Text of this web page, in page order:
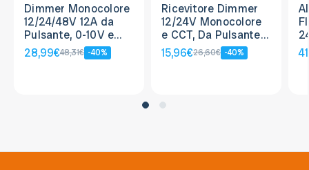
Dimmer Monocolore
12/24/48V 12A da
Pulsante, 0-10V e
Potenziometro
28,99€48,31€ -40%
Ricevitore Dimmer
12/24V Monocolore
e CCT, Da Pulsante e
telecomando
15,96€26,60€ -40%